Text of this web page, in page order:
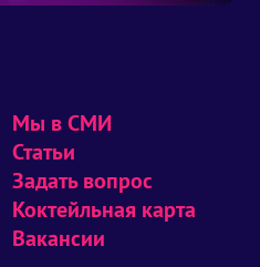
Мы в СМИ
Статьи
Задать вопрос
Коктейльная карта
Вакансии